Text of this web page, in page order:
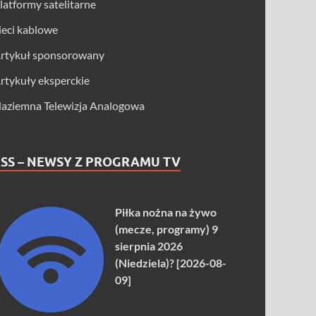
satelitarne
kablowe
sponsorowany
eksperckie
Telewizja Analogowa
– NEWSY Z PROGRAMU TV
Piłka nożna na żywo
(mecze, programy) 9
sierpnia 2026
(Niedziela)? [2026-08-
09]